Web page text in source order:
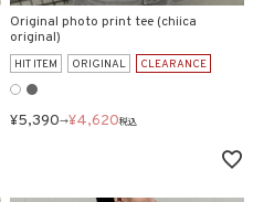
Original photo print tee (chiica
original)
HIT ITEM ORIGINAL CLEARANCE
¥5,390→¥4,620税込